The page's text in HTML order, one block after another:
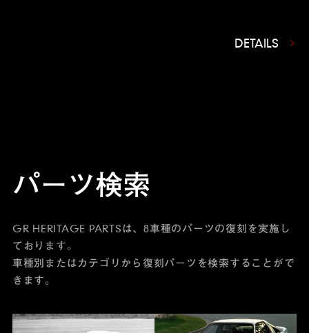
DETAILS
パーツ検索
GR HERITAGE PARTSは、8車種のパーツの復刻を実施し
ております。
車種別またはカテゴリから復刻パーツを検索することがで
きます。